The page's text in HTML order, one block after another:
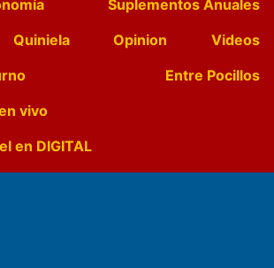
Suplementos Anuales
Quiniela Opinion
Videos
Entre Pocillos
vivo
en DIGITAL